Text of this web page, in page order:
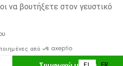
να βουτήξετε στον γευστικό
από
18
πληρωμής με
μη συμμορφούμενη
δεοντολογίας και στο σύστημα
Ηλεκτρονικού Εμπορίου.